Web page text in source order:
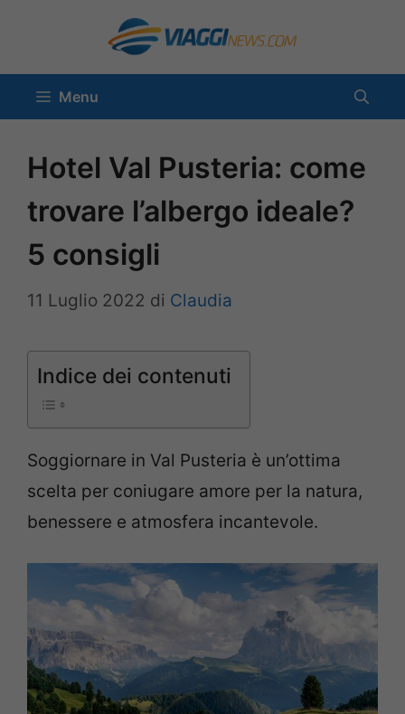
contenuto
Menu
Hotel Val Pusteria: come
trovare l’albergo ideale?
5 consigli
11 Luglio 2022 di Claudia
Indice dei contenuti
Soggiornare in Val Pusteria è un’ottima
scelta per coniugare amore per la natura,
benessere e atmosfera incantevole.